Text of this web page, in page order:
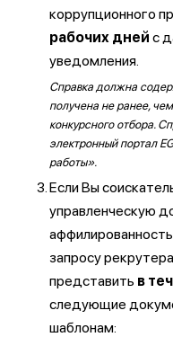
коррупционного
рабочих дней с
уведомления.
Справка должна
получена не ранее,
конкурсного отбора.
электронный портал
работы».
Если Вы
управленческую
запросу
представить в
следующие
шаблонам: